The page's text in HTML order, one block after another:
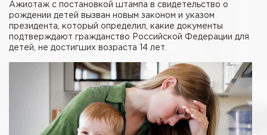
Ажиотаж с постановкой штампа в свидетельство о
рождении детей вызван новым законом и указом
президента, который определил, какие документы
подтверждают гражданство Российской Федерации для
детей, не достигших возраста 14 лет.